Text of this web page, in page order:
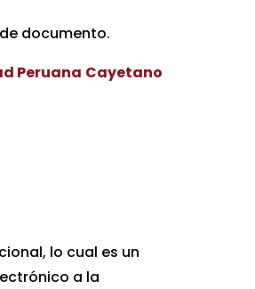
documento.
Peruana Cayetano
lo cual es un
a la